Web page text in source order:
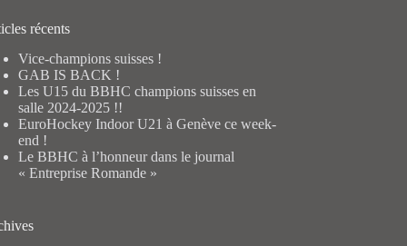
récents
Vice-champions suisses !
GAB IS BACK !
Les U15 du BBHC champions suisses en
salle 2024-2025 !!
EuroHockey Indoor U21 à Genève ce week-
end !
Le BBHC à l’honneur dans le journal
« Entreprise Romande »